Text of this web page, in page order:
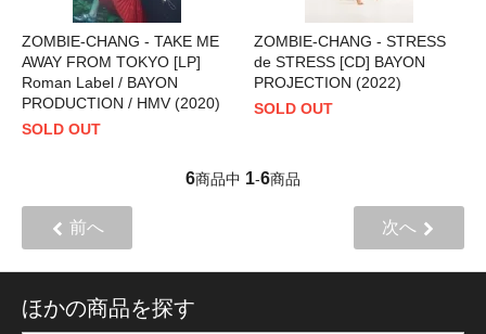
ZOMBIE-CHANG - TAKE ME
AWAY FROM TOKYO [LP]
Roman Label / BAYON
PRODUCTION / HMV (2020)
SOLD OUT
ZOMBIE-CHANG - STRESS
de STRESS [CD] BAYON
PROJECTION (2022)
SOLD OUT
6商品中 1-6商品
前へ 次へ
ほかの商品を探す